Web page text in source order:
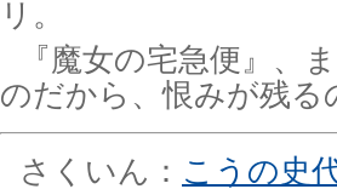
リ。
『魔女の宅急便』、
のだから、恨みが残る
さくいん： こうの史